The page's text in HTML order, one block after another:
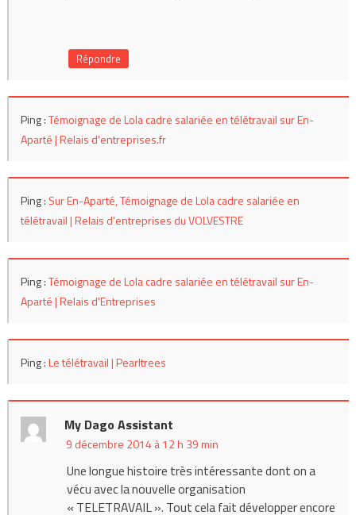
Répondre
Ping :Témoignage de Lola cadre salariée en télétravail sur En-
Aparté | Relais d'entreprises.fr
Ping : Sur En-Aparté, Témoignage de Lola cadre salariée en
télétravail | Relais d'entreprises du VOLVESTRE
Ping :Témoignage de Lola cadre salariée en télétravail sur En-
Aparté | Relais d'Entreprises
Ping :Le télétravail | Pearltrees
My Dago Assistant
9 décembre 2014 à 12 h 39 min
Une longue histoire très intéressante dont on a
vécu avec la nouvelle organisation
« TELETRAVAIL ». Tout cela fait développer encore